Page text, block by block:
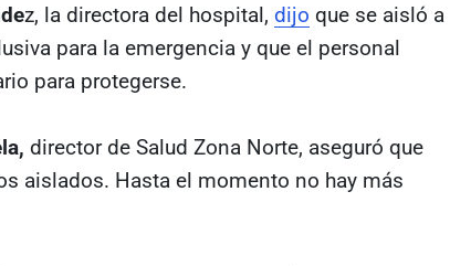
z, la directora del hospital, dijo que se aisló a
para la emergencia y que el personal
para protegerse.
director de Salud Zona Norte, aseguró que
aislados. Hasta el momento no hay más